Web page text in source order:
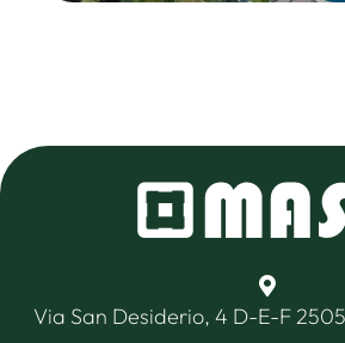
Via San Desiderio, 4 D-E-F